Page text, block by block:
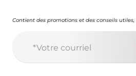
Contient des promotions et des conseils